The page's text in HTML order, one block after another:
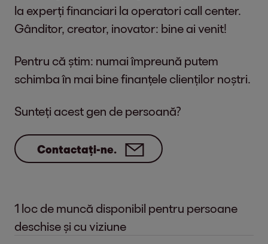
la experți financiari la operatori call center.
Gânditor, creator, inovator: bine ai venit!
Pentru că știm: numai împreună putem
schimba în mai bine finanțele clienților noștri.
Sunteți acest gen de persoană?
Contactați-ne.
1 loc de muncă disponibil pentru persoane
deschise și cu viziune